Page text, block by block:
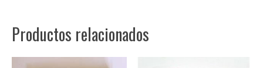
Productos relacionados